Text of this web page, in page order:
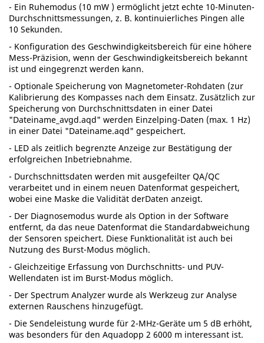
- Ein Ruhemodus (10 mW ) ermöglicht jetzt echte 10-Minuten-
Durchschnittsmessungen, z. B. kontinuierliches Pingen alle
10 Sekunden.
- Konfiguration des Geschwindigkeitsbereich für eine höhere
Mess-Präzision, wenn der Geschwindigkeitsbereich bekannt
ist und eingegrenzt werden kann.
- Optionale Speicherung von Magnetometer-Rohdaten (zur
Kalibrierung des Kompasses nach dem Einsatz. Zusätzlich zur
Speicherung von Durchschnittsdaten in einer Datei
"Dateiname_avgd.aqd" werden Einzelping-Daten (max. 1 Hz)
in einer Datei "Dateiname.aqd" gespeichert.
- LED als zeitlich begrenzte Anzeige zur Bestätigung der
erfolgreichen Inbetriebnahme.
- Durchschnittsdaten werden mit ausgefeilter QA/QC
verarbeitet und in einem neuen Datenformat gespeichert,
wobei eine Maske die Validität derDaten anzeigt.
- Der Diagnosemodus wurde als Option in der Software
entfernt, da das neue Datenformat die Standardabweichung
der Sensoren speichert. Diese Funktionalität ist auch bei
Nutzung des Burst-Modus möglich.
- Gleichzeitige Erfassung von Durchschnitts- und PUV-
Wellendaten ist im Burst-Modus möglich.
- Der Spectrum Analyzer wurde als Werkzeug zur Analyse
externen Rauschens hinzugefügt.
- Die Sendeleistung wurde für 2-MHz-Geräte um 5 dB erhöht,
was besonders für den Aquadopp 2 6000 m interessant ist.